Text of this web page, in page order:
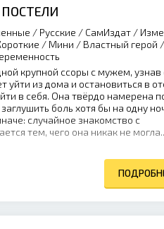
/ Русские / СамИздат /
/ Мини / Властный герой
крупной ссоры с мужем, узнав
уйти из дома и остановиться в
в себя. Она твёрдо намерена
боль хотя бы на одну
случайное знакомство с
тем, чего она никак не